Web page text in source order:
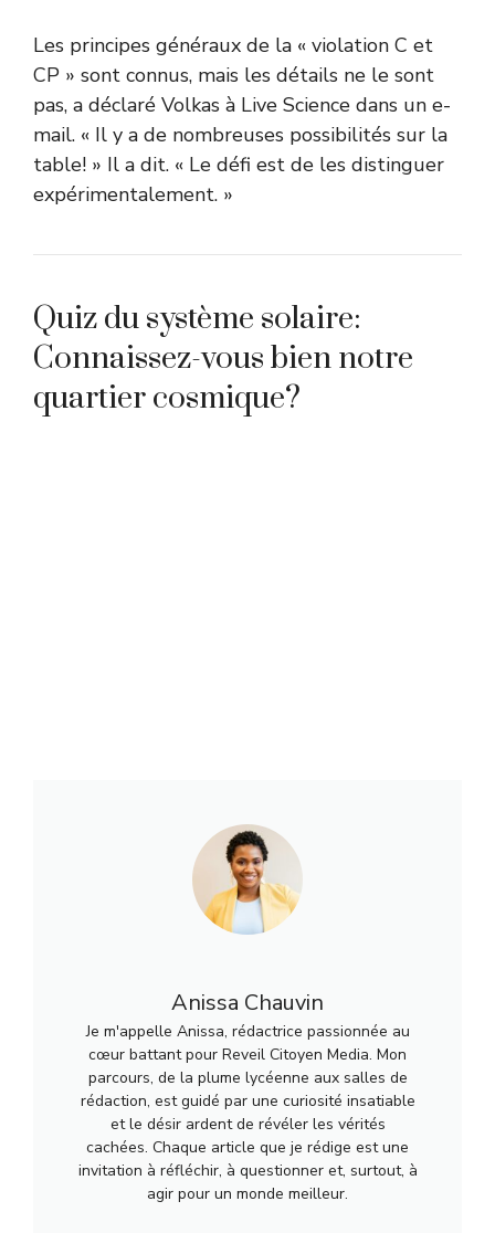
Les principes généraux de la « violation C et
CP » sont connus, mais les détails ne le sont
pas, a déclaré Volkas à Live Science dans un e-
mail. « Il y a de nombreuses possibilités sur la
table! » Il a dit. « Le défi est de les distinguer
expérimentalement. »
Quiz du système solaire:
Connaissez-vous bien notre
quartier cosmique?
Anissa Chauvin
Je m'appelle Anissa, rédactrice passionnée au
cœur battant pour Reveil Citoyen Media. Mon
parcours, de la plume lycéenne aux salles de
rédaction, est guidé par une curiosité insatiable
et le désir ardent de révéler les vérités
cachées. Chaque article que je rédige est une
invitation à réfléchir, à questionner et, surtout, à
agir pour un monde meilleur.